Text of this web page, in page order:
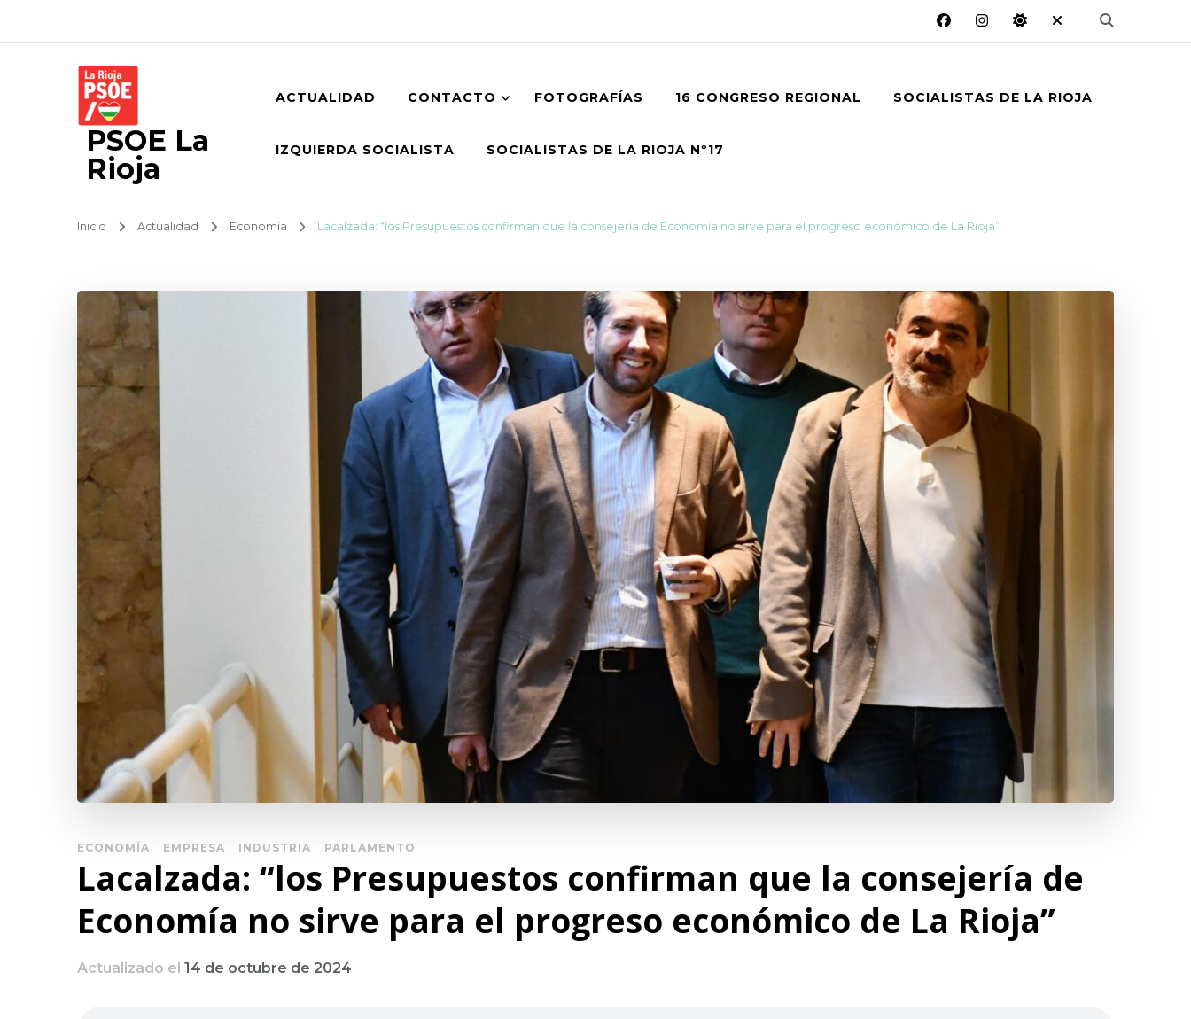
PSOE La
Rioja
ACTUALIDAD CONTACTO FOTOGRAFÍAS 16 CONGRESO REGIONAL SOCIALISTAS DE LA RIOJA
IZQUIERDA SOCIALISTA SOCIALISTAS DE LA RIOJA Nº17
Inicio Actualidad Economía Lacalzada: “los Presupuestos confirman que la consejería de Economía no sirve para el progreso económico de La Rioja”
ECONOMÍA EMPRESA INDUSTRIA PARLAMENTO
Lacalzada: “los Presupuestos confirman que la consejería de
Economía no sirve para el progreso económico de La Rioja”
Actualizado el 14 de octubre de 2024